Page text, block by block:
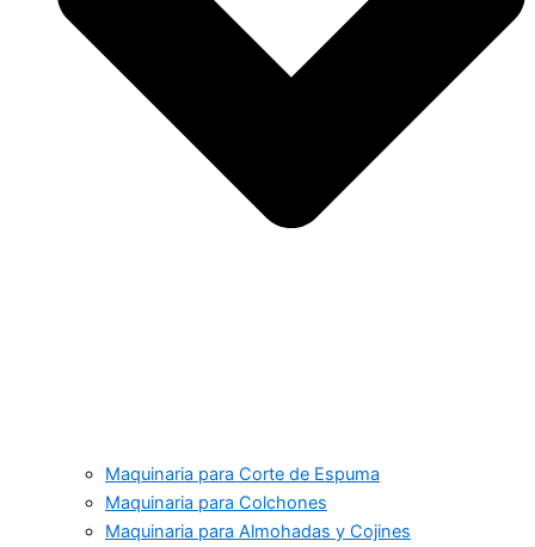
Maquinaria para Corte de Espuma
Maquinaria para Colchones
Maquinaria para Almohadas y Cojines